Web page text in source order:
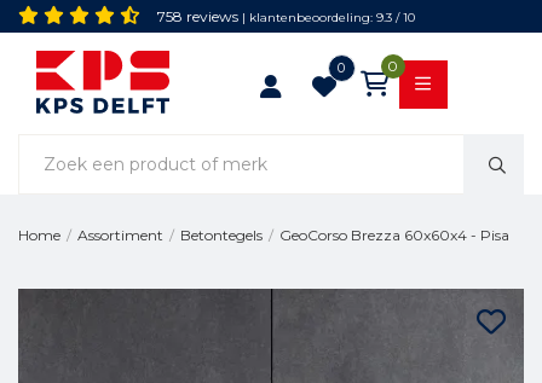
758 reviews | klantenbeoordeling: 9.3 / 10
0 0
Home / Assortiment / Betontegels / GeoCorso Brezza 60x60x4 - Pisa